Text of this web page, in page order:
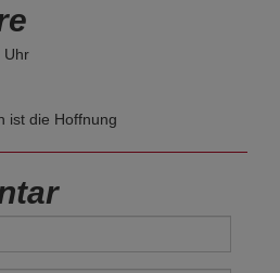
Uhr
ist die Hoffnung